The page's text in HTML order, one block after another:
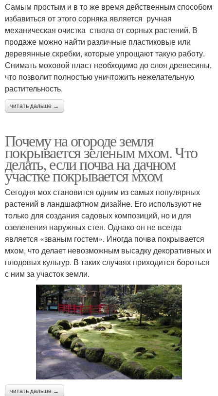
Самым простым и в то же время действенным способом
избавиться от этого сорняка является ручная
механическая очистка ствола от сорных растений. В
продаже можно найти различные пластиковые или
деревянные скребки, которые упрощают такую работу.
Снимать моховой пласт необходимо до слоя древесины,
что позволит полностью уничтожить нежелательную
растительность.
читать дальше →
Почему на огороде земля
покрывается зеленым мхом. Что
делать, если почва на дачном
участке покрывается мхом
Сегодня мох становится одним из самых популярных
растений в ландшафтном дизайне. Его используют не
только для создания садовых композиций, но и для
озеленения наружных стен. Однако он не всегда
является «званым гостем». Иногда почва покрывается
мхом, что делает невозможным высадку декоративных и
плодовых культур. В таких случаях приходится бороться
с ним за участок земли.
читать дальше →